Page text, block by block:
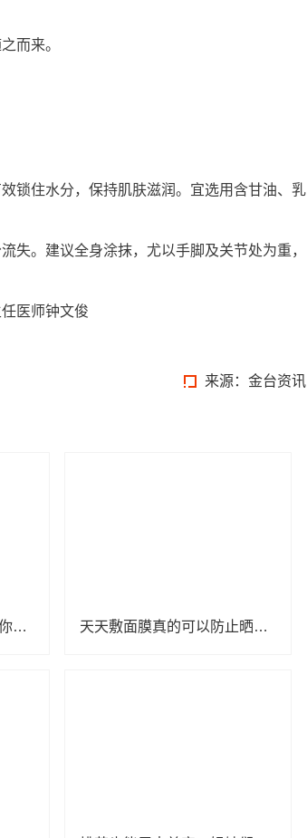
而来。
住水分，保持肌肤滋润。宜选用含甘油、乳
。建议全身涂抹，尤以手脚及关节处为重，
医师钟文俊
来源：金台资讯
双眼皮究竟怎么割出来？你适合割双眼皮吗，会有后遗症吗？ 天天敷面膜真的可以防止晒黑吗？